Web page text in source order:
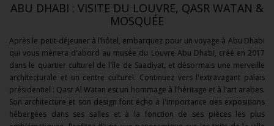
ABU DHABI : VISITE DU LOUVRE, QASR WATAN &
MOSQUÉE
Après le petit-déjeuner à l’hôtel, embarquez pour un voyage à Abu Dhabi
qui vous mènera d'abord au musée du Louvre Abu Dhabi, créé en 2017
dans le quartier culturel de l'île de Saadiyat, et désormais une merveille
architecturale et un centre culturel. Continuez vers l'extravagant palais
présidentiel : Qasr Al Watan est un hommage à l'héritage et à l'art arabes.
Son architecture et son design font écho à l'importance des expositions
hébergées dans ses salles et à la fonction de ses pièces les plus